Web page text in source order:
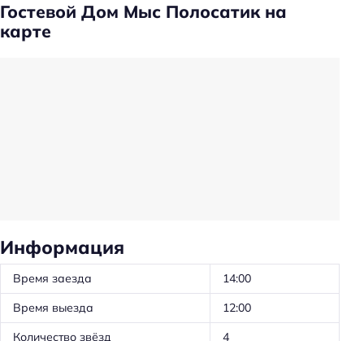
Удобства в номерах
Кухня/кухонный уголок в номере
Бассейн
бесплатно
Кол-во бассейнов: 1
Гостевой Дом Мыс Полосатик на
карте
Информация
Время заезда
14:00
Время выезда
12:00
Количество звёзд
4